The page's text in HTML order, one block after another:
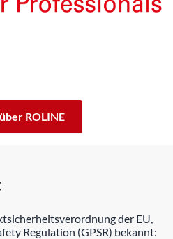
ROLINE
der EU,
Regulation (GPSR) bekannt: